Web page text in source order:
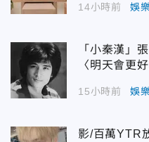
14小時前 娛
「小秦漢」
〈明天會更
15小時前 娛
影/百萬YTR